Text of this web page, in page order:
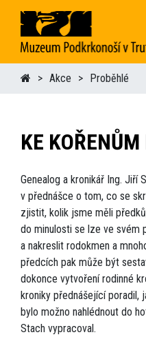
Akce Proběhlé
KE KOŘENŮM
Genealog a kronikář Ing. Jiří
v přednášce o tom, co se
zjistit, kolik jsme měli
do minulosti se lze ve svém
a nakreslit rodokmen a
předcích pak může být
dokonce vytvoření rodinné
kroniky přednášející poradil,
bylo možno nahlédnout do
Stach vypracoval.